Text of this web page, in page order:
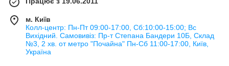
м. Київ
Колл-центр: Пн-Пт 09:00-17:00, Сб:10:00-15:00; Вс
Вихідний. Самовивіз: Пр-т Степана Бандери 10Б, Склад
№3, 2 хв. от метро "Почайна" Пн-Cб 11:00-17:00, Київ,
Україна